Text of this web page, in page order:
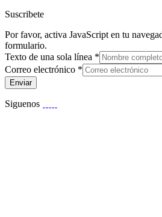
Suscribete
Por favor, activa JavaScript en tu
formulario.
Texto de una sola línea *
Correo electrónico *
Enviar
Siguenos